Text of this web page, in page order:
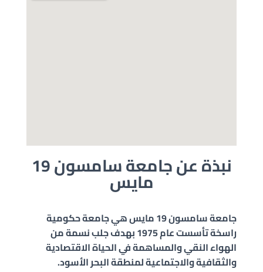
نبذة عن جامعة سامسون 19
مايس
جامعة سامسون 19 مايس هي جامعة حكومية
راسخة تأسست عام 1975 بهدف جلب نسمة من
الهواء النقي والمساهمة في الحياة الاقتصادية
والثقافية والاجتماعية لمنطقة البحر الأسود.